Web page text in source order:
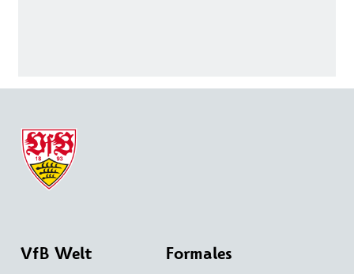
VfB Welt Formales